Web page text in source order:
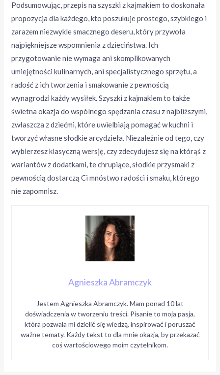
Podsumowując, przepis na szyszki z kajmakiem to doskonała
propozycja dla każdego, kto poszukuje prostego, szybkiego i
zarazem niezwykle smacznego deseru, który przywoła
najpiękniejsze wspomnienia z dzieciństwa. Ich
przygotowanie nie wymaga ani skomplikowanych
umiejętności kulinarnych, ani specjalistycznego sprzętu, a
radość z ich tworzenia i smakowanie z pewnością
wynagrodzi każdy wysiłek. Szyszki z kajmakiem to także
świetna okazja do wspólnego spędzania czasu z najbliższymi,
zwłaszcza z dziećmi, które uwielbiają pomagać w kuchni i
tworzyć własne słodkie arcydzieła. Niezależnie od tego, czy
wybierzesz klasyczną wersję, czy zdecydujesz się na którąś z
wariantów z dodatkami, te chrupiące, słodkie przysmaki z
pewnością dostarczą Ci mnóstwo radości i smaku, którego
nie zapomnisz.
Agnieszka Abramczyk
Jestem Agnieszka Abramczyk. Mam ponad 10 lat
doświadczenia w tworzeniu treści. Pisanie to moja pasja,
która pozwala mi dzielić się wiedzą, inspirować i poruszać
ważne tematy. Każdy tekst to dla mnie okazja, by przekazać
coś wartościowego moim czytelnikom.